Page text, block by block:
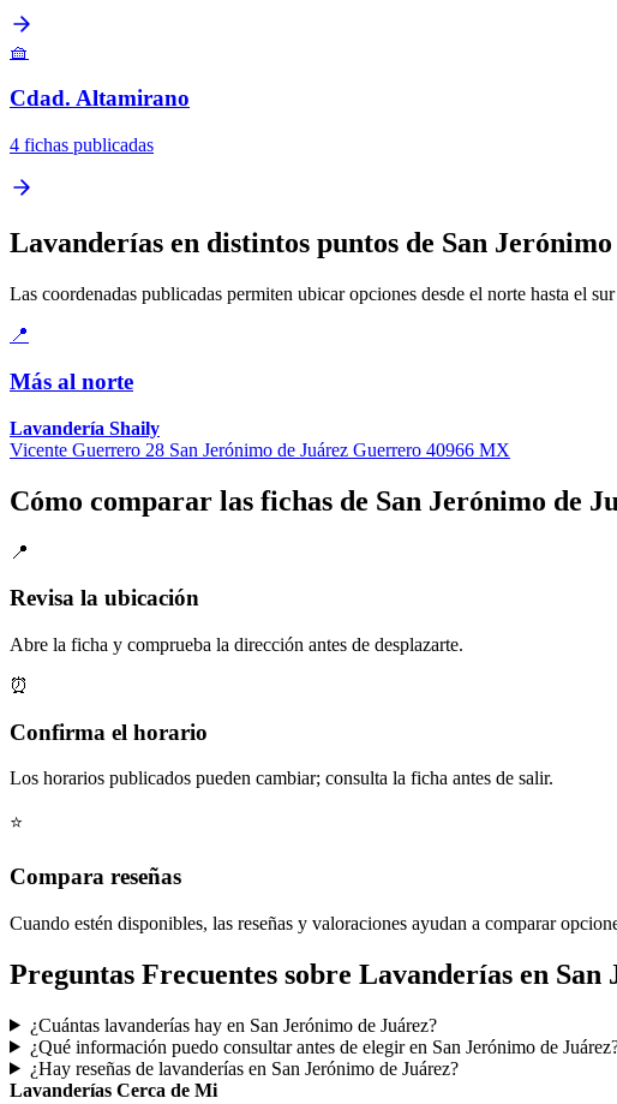
🧺
Cdad. Altamirano
4 fichas publicadas
Lavanderías en distintos puntos de San
Las coordenadas publicadas permiten ubicar opciones desde el norte hasta el
📍
Más al norte
Lavandería Shaily
Vicente Guerrero 28 San Jerónimo de Juárez Guerrero 40966 MX
Cómo comparar las fichas de San Jerónimo de
📍
Revisa la ubicación
Abre la ficha y comprueba la dirección antes de desplazarte.
⏰
Confirma el horario
Los horarios publicados pueden cambiar; consulta la ficha antes de salir.
⭐
Compara reseñas
Cuando estén disponibles, las reseñas y valoraciones ayudan a comparar
Preguntas Frecuentes sobre Lavanderías en San
¿Cuántas lavanderías hay en San Jerónimo de Juárez?
¿Qué información puedo consultar antes de elegir en San Jerónimo de
¿Hay reseñas de lavanderías en San Jerónimo de Juárez?
Lavanderías Cerca de Mi